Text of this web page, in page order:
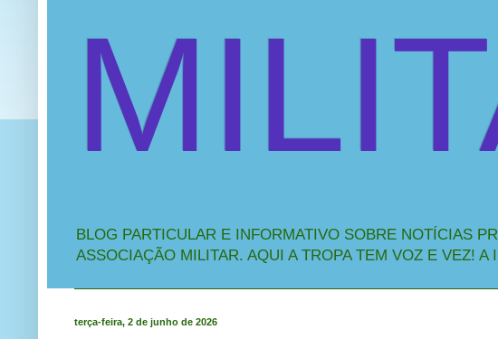
BLOG PARTICULAR E INFORMATIVO SOBRE NOTÍCIAS
ASSOCIAÇÃO MILITAR. AQUI A TROPA TEM VOZ E VEZ!
terça-feira, 2 de junho de 2026